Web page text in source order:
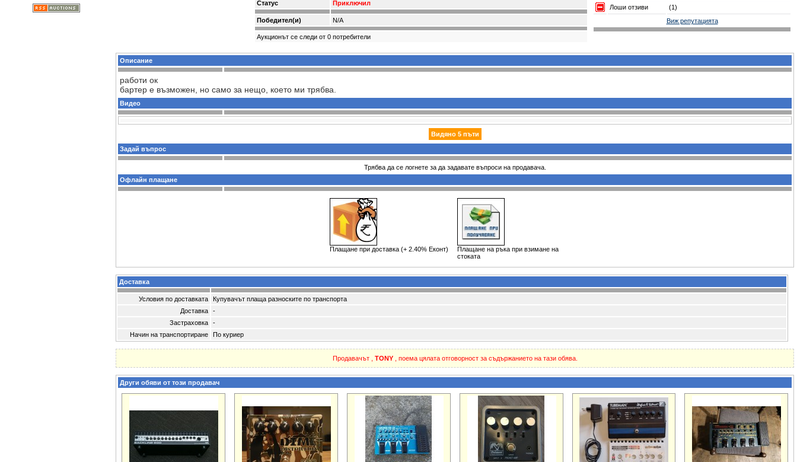
Статус
Приключил
Победител(и) N/A
Аукционът се следи от 0 потребители
Лоши отзиви
(1)
Виж репутацията
Описание
работи ок
бартер е възможен, но само за нещо, което ми трябва.
Видео
Видяно 5 пъти
Задай въпрос
Трябва да се логнете за да задавате въпроси на продавача.
Офлайн плащане
Плащане при доставка (+ 2.40% Еконт)
Плащане на ръка при взимане на
стоката
Доставка
Условия по доставката
Купувачът плаща разноските по транспорта
Доставка
-
Застраховка
-
Начин на транспортиране
По куриер
Продавачът , TONY , поема цялата отговорност за съдържанието на тази обява.
Други обяви от този продавач